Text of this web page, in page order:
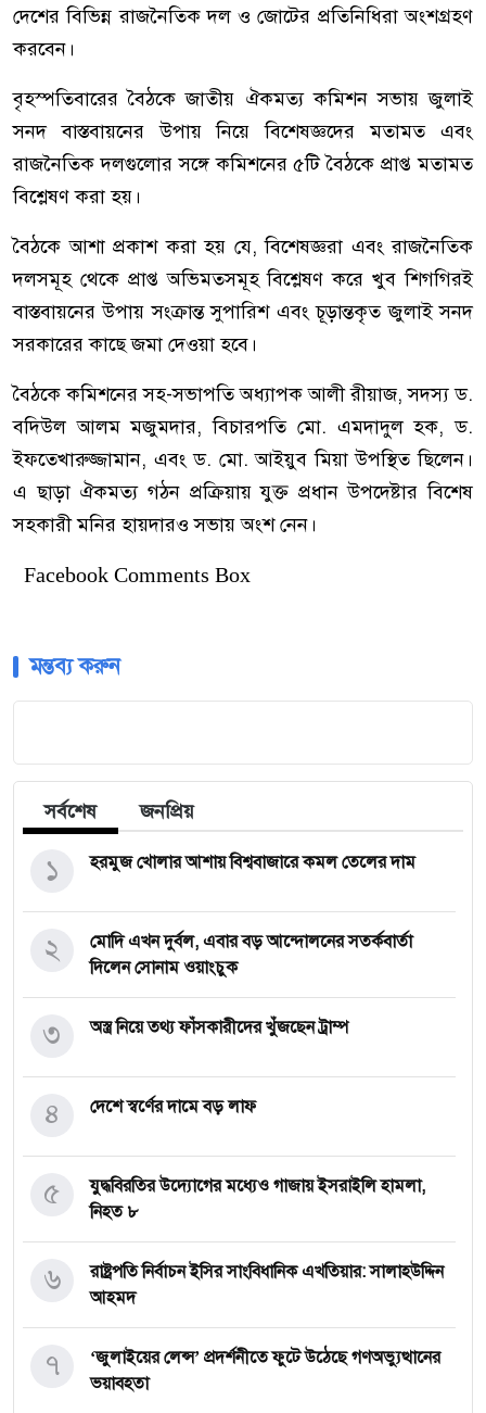
দেশের বিভিন্ন রাজনৈতিক দল ও জোটের প্রতিনিধিরা অংশগ্রহণ
করবেন।
বৃহস্পতিবারের বৈঠকে জাতীয় ঐকমত্য কমিশন সভায় জুলাই
সনদ বাস্তবায়নের উপায় নিয়ে বিশেষজ্ঞদের মতামত এবং
রাজনৈতিক দলগুলোর সঙ্গে কমিশনের ৫টি বৈঠকে প্রাপ্ত মতামত
বিশ্লেষণ করা হয়।
বৈঠকে আশা প্রকাশ করা হয় যে, বিশেষজ্ঞরা এবং রাজনৈতিক
দলসমূহ থেকে প্রাপ্ত অভিমতসমূহ বিশ্লেষণ করে খুব শিগগিরই
বাস্তবায়নের উপায় সংক্রান্ত সুপারিশ এবং চূড়ান্তকৃত জুলাই সনদ
সরকারের কাছে জমা দেওয়া হবে।
বৈঠকে কমিশনের সহ-সভাপতি অধ্যাপক আলী রীয়াজ, সদস্য ড.
বদিউল আলম মজুমদার, বিচারপতি মো. এমদাদুল হক, ড.
ইফতেখারুজ্জামান, এবং ড. মো. আইয়ুব মিয়া উপস্থিত ছিলেন।
এ ছাড়া ঐকমত্য গঠন প্রক্রিয়ায় যুক্ত প্রধান উপদেষ্টার বিশেষ
সহকারী মনির হায়দারও সভায় অংশ নেন।
Facebook Comments Box
মন্তব্য করুন
সর্বশেষ জনপ্রিয়
হরমুজ খোলার আশায় বিশ্ববাজারে কমল তেলের দাম
১
মোদি এখন দুর্বল, এবার বড় আন্দোলনের সতর্কবার্তা
দিলেন সোনাম ওয়াংচুক
২
অস্ত্র নিয়ে তথ্য ফাঁসকারীদের খুঁজছেন ট্রাম্প
৩
দেশে স্বর্ণের দামে বড় লাফ
৪
যুদ্ধবিরতির উদ্যোগের মধ্যেও গাজায় ইসরাইলি হামলা,
নিহত ৮
৫
রাষ্ট্রপতি নির্বাচন ইসির সাংবিধানিক এখতিয়ার: সালাহউদ্দিন
আহমদ
৬
‘জুলাইয়ের লেন্স’ প্রদর্শনীতে ফুটে উঠেছে গণঅভ্যুত্থানের
ভয়াবহতা
৭